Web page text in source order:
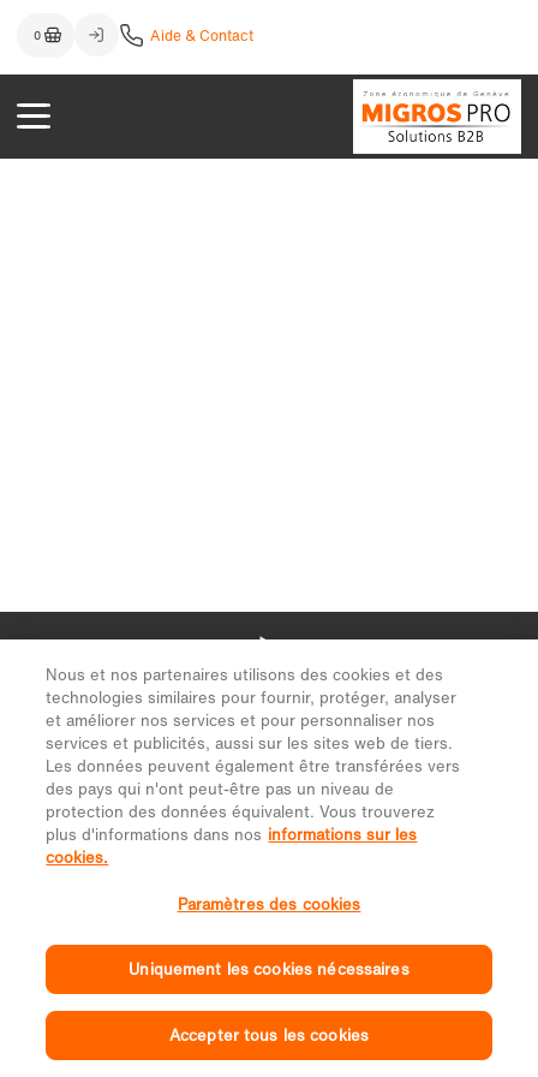
Nous et nos partenaires utilisons des cookies et des
technologies similaires pour fournir, protéger, analyser
et améliorer nos services et pour personnaliser nos
services et publicités, aussi sur les sites web de tiers.
Les données peuvent également être transférées vers
des pays qui n'ont peut-être pas un niveau de
protection des données équivalent. Vous trouverez
plus d'informations dans nos informations sur les
cookies.
Paramètres des cookies
Uniquement les cookies nécessaires
Accepter tous les cookies